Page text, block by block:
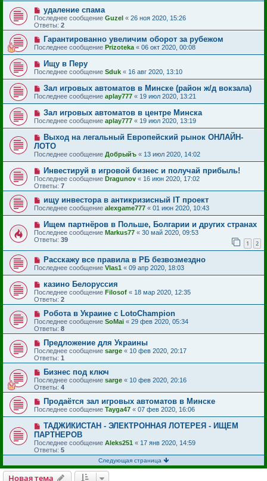
удаление спама
Последнее сообщение Guzel « 26 ноя 2020, 15:26
Ответы: 2
Гарантированно увеличим оборот за рубежом
Последнее сообщение Prizoteka « 06 окт 2020, 00:08
Ищу в Перу
Последнее сообщение Sduk « 16 авг 2020, 13:10
Зал игровых автоматов в Минске (район ж/д вокзала)
Последнее сообщение aplay777 « 19 июл 2020, 13:21
Зал игровых автоматов в центре Минска
Последнее сообщение aplay777 « 19 июл 2020, 13:19
Выход на легальный Европейский рынок ОНЛАЙН-
ЛОТО
Последнее сообщение Добрыйъ « 13 июл 2020, 14:02
Инвестируй в игровой бизнес и получай прибыль!
Последнее сообщение Dragunov « 16 июн 2020, 17:02
Ответы: 7
ищу инвестора в антикризисный IT проект
Последнее сообщение alexgame777 « 01 июн 2020, 10:43
Ищем партнёров в Польше, Болгарии и других странах
Последнее сообщение Markus77 « 30 май 2020, 09:53
Ответы: 39 1 2
Расскажу все правила в РБ безвозмездно
Последнее сообщение Vlas1 « 09 апр 2020, 18:03
казино Белоруссия
Последнее сообщение Filosof « 18 мар 2020, 12:35
Ответы: 2
Робота в Украине с LotoChampion
Последнее сообщение SoMai « 29 фев 2020, 05:34
Ответы: 8
Предложение для Украины
Последнее сообщение sarge « 10 фев 2020, 20:17
Ответы: 1
Бизнес под ключ
Последнее сообщение sarge « 10 фев 2020, 20:16
Ответы: 4
Продаётся зал игровых автоматов в Минске
Последнее сообщение Tayga47 « 07 фев 2020, 16:06
ТАДЖИКИСТАН - ЭЛЕКТРОННАЯ ЛОТЕРЕЯ - ИЩЕМ
ПАРТНЕРОВ
Последнее сообщение Aleks251 « 17 янв 2020, 14:59
Ответы: 5
Следующая страница
Новая тема